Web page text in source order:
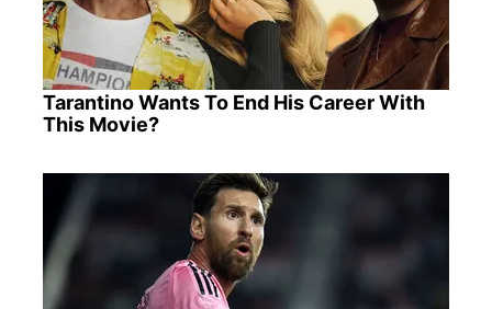
Tarantino Wants To End His Career With
This Movie?